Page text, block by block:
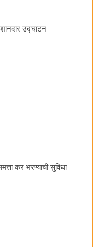
उद्घाटन
कर भरण्याची सुविधा